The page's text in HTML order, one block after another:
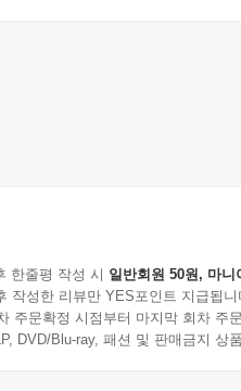
한줄평 작성 시 일반회원 50원, 마니
작성한 리뷰만 YES포인트 지급됩니
주문확정 시점부터 마지막 회차 주
DVD/Blu-ray, 패션 및 판매금지 상